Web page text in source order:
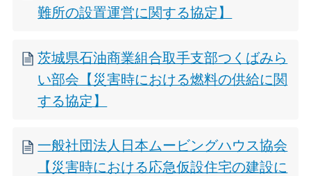
難所の設置運営に関する協定】
茨城県石油商業組合取手支部つくばみら
い部会【災害時における燃料の供給に関
する協定】
一般社団法人日本ムービングハウス協会
【災害時における応急仮設住宅の建設に